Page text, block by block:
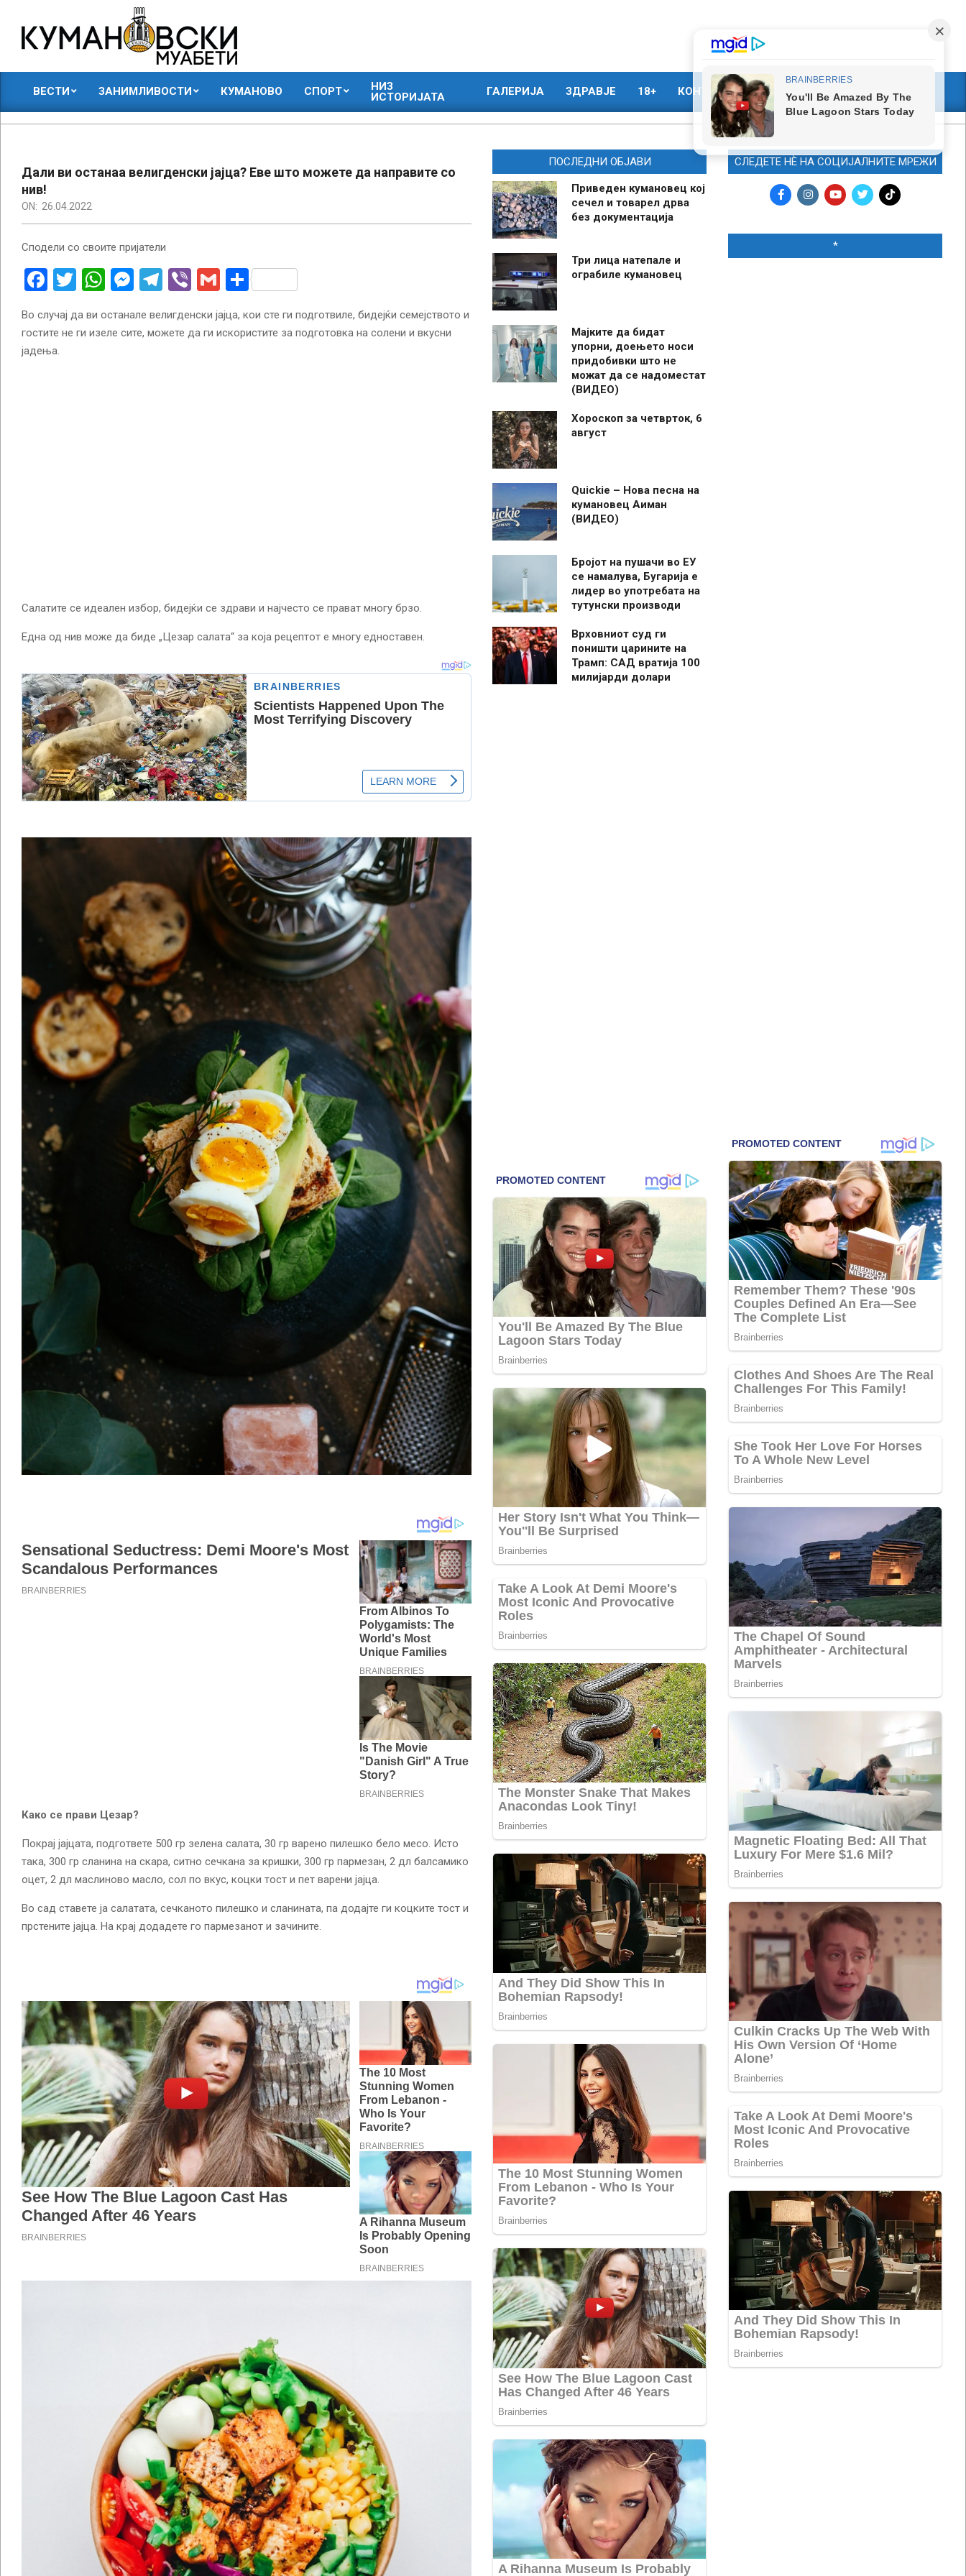
content
КУМАНОВСКИ
МУАБЕТИ
ВЕСТИ ЗАНИМЛИВОСТИ КУМАНОВО СПОРТ
НИЗ
ИСТОРИЈАТА
ГАЛЕРИЈА ЗДРАВЈЕ 18+ КОНТАКТ МАРКЕТИНГ
Дали ви останаа велигденски јајца? Еве што можете да направите со
нив!
ON: 26.04.2022
Сподели со своите пријатели
Facebook
Twitter
WhatsApp
Messenger
Telegram
ViberGmailShare
Во случај да ви останале велигденски јајца, кои сте ги подготвиле, бидејќи семејството и
гостите не ги изеле сите, можете да ги искористите за подготовка на солени и вкусни
јадења.
Салатите се идеален избор, бидејќи се здрави и најчесто се прават многу брзо.
Една од нив може да биде „Цезар салата“ за која рецептот е многу едноставен.
Како се прави Цезар?
Покрај јајцата, подгответе 500 гр зелена салата, 30 гр варено пилешко бело месо. Исто
така, 300 гр сланина на скара, ситно сечкана за кришки, 300 гр пармезан, 2 дл балсамико
оцет, 2 дл маслиново масло, сол по вкус, коцки тост и пет варени јајца.
Во сад ставете ја салатата, сечканото пилешко и сланината, па додајте ги коцките тост и
прстените јајца. На крај додадете го пармезанот и зачините.
ПОСЛЕДНИ ОБЈАВИ
Приведен кумановец кој
сечел и товарел дрва
без документација
Три лица натепале и
ограбиле кумановец
Мајките да бидат
упорни, доењето носи
придобивки што не
можат да се надоместат
(ВИДЕО)
Хороскоп за четврток, 6
август
Quickie – Нова песна на
кумановец Аиман
(ВИДЕО)
Бројот на пушачи во ЕУ
се намалува, Бугарија е
лидер во употребата на
тутунски производи
Врховниот суд ги
поништи царините на
Трамп: САД вратија 100
милијарди долари
СЛЕДЕТЕ НЀ НА СОЦИЈАЛНИТЕ МРЕЖИ
*